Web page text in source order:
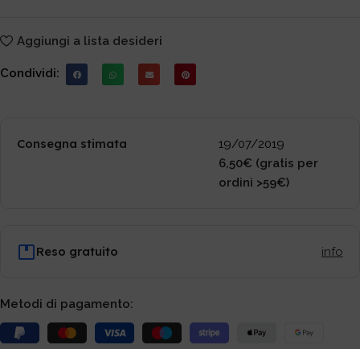
Aggiungi a lista desideri
Condividi:
Consegna stimata
19/07/2019
6,50€ (gratis per
ordini >59€)
Reso gratuito info
Metodi di pagamento: